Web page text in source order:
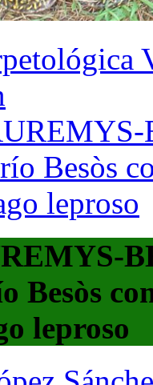
Besòs
leproso
Besòs
leproso